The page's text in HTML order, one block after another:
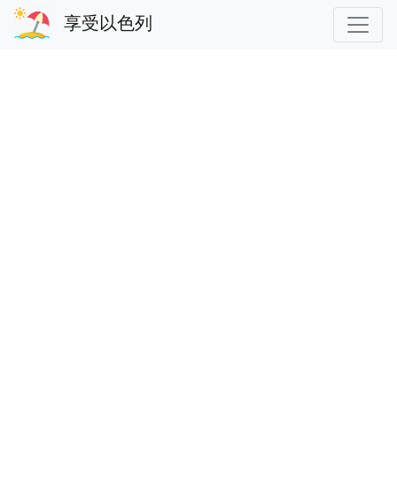
享受以色列